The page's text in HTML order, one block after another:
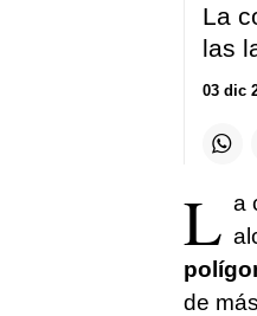
La
las
03 dic
L a
de